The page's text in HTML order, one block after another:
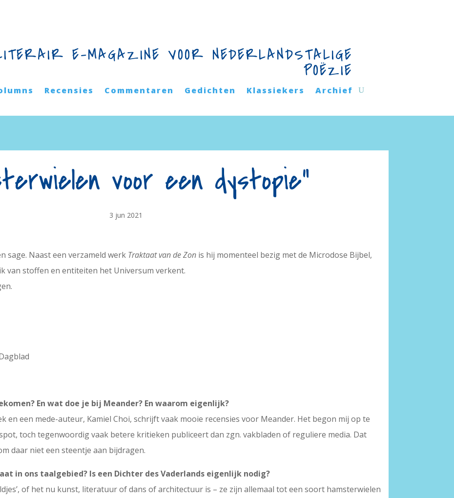
E-MAGAZINE VOOR NEDERLANDSTALIGE
POËZIE
Recensies Commentaren Gedichten Klassiekers Archief
voor een dystopie”
3 jun 2021
sage. Naast een verzameld werk Traktaat van de Zon is hij momenteel bezig met de Microdose Bijbel,
van stoffen en entiteiten het Universum verkent.
En wat doe je bij Meander? En waarom eigenlijk?
en een mede-auteur, Kamiel Choi, schrijft vaak mooie recensies voor Meander. Het begon mij op te
toch tegenwoordig vaak betere kritieken publiceert dan zgn. vakbladen of reguliere media. Dat
daar niet een steentje aan bijdragen.
in ons taalgebied? Is een Dichter des Vaderlands eigenlijk nodig?
of het nu kunst, literatuur of dans of architectuur is – ze zijn allemaal tot een soort hamsterwielen